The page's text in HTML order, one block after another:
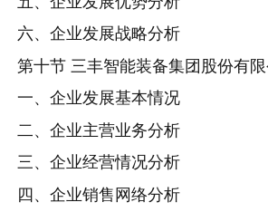
六、企业发展战略分析
第十节 三丰智能装备集团股份有限
一、企业发展基本情况
二、企业主营业务分析
三、企业经营情况分析
四、企业销售网络分析